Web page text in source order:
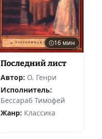
16 мин
Последний лист
Автор: О. Генри
Исполнитель:
Бессараб Тимофей
Жанр: Классика